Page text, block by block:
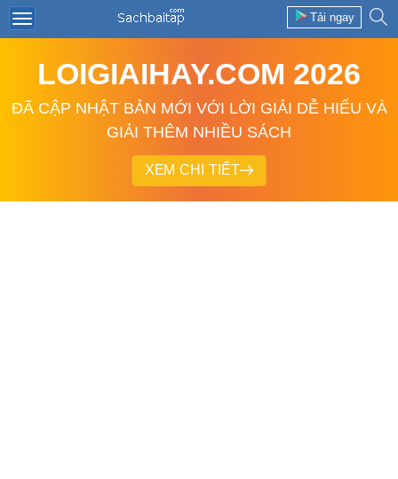
Tải ngay
LOIGIAIHAY.COM 2026
ĐÃ CẬP NHẬT BẢN MỚI VỚI LỜI GIẢI DỄ HIỂU VÀ
GIẢI THÊM NHIỀU SÁCH
XEM CHI TIẾT